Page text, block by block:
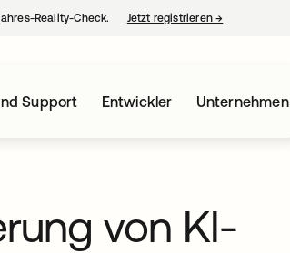
Reality-Check. Jetzt registrieren→
Support Entwickler Unternehmen
von KI-